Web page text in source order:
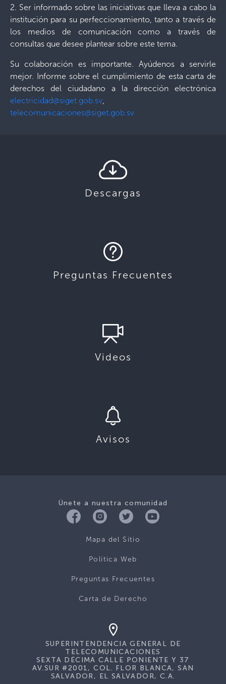
2. Ser informado sobre las iniciativas que lleva a cabo la
institución para su perfeccionamiento, tanto a través de
los medios de comunicación como a través de
consultas que desee plantear sobre este tema.
Su colaboración es importante. Ayúdenos a servirle
mejor. Informe sobre el cumplimiento de esta carta de
derechos del ciudadano a la dirección electrónica
electricidad@siget.gob.sv,
telecomunicaciones@siget.gob.sv
Descargas
Preguntas Frecuentes
Videos
Avisos
Únete a nuestra comunidad
Mapa del Sitio
Politica Web
Preguntas Frecuentes
Carta de Derecho
SUPERINTENDENCIA GENERAL DE
TELECOMUNICACIONES
SEXTA DÉCIMA CALLE PONIENTE Y 37
AV.SUR #2001, COL. FLOR BLANCA, SAN
SALVADOR, EL SALVADOR, C.A.